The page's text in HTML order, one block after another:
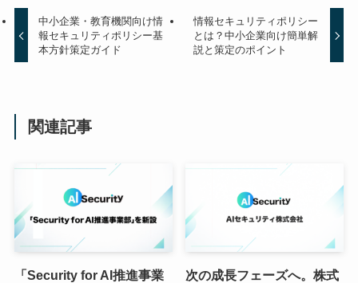
中小企業・教育機関向け情
報セキュリティポリシー基
本方針策定ガイド
情報セキュリティポリシー
とは？中小企業向け簡単解
説と策定のポイント
関連記事
「Security for AI推進事業
次の成長フェーズへ。株式